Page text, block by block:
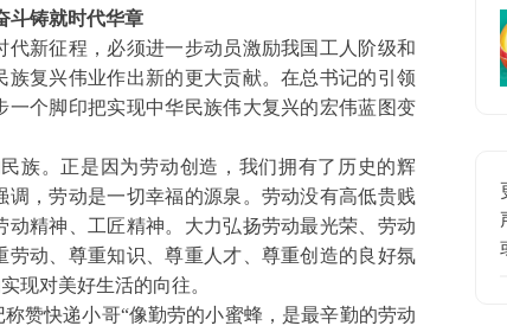
斗铸就时代华章
新征程，必须进一步动员激励我国工人阶级和
复兴伟业作出新的更大贡献。在总书记的引领
个脚印把实现中华民族伟大复兴的宏伟蓝图变
族。正是因为劳动创造，我们拥有了历史的辉
，劳动是一切幸福的源泉。劳动没有高低贵贱
精神、工匠精神。大力弘扬劳动最光荣、劳动
动、尊重知识、尊重人才、尊重创造的良好氛
现对美好生活的向往。
称赞快递小哥“像勤劳的小蜜蜂，是最辛勤的劳动